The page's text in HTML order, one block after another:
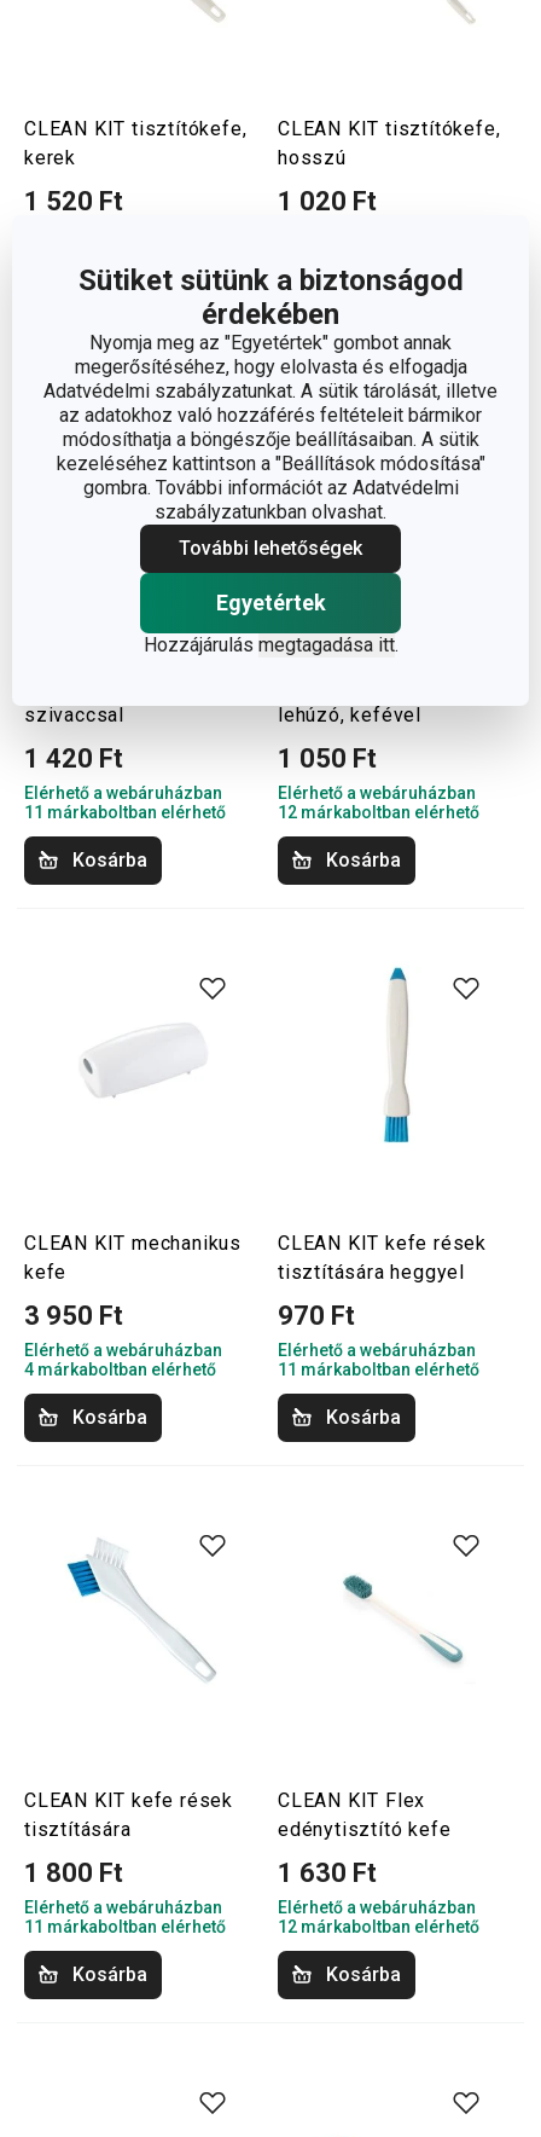
Sütiket sütünk a biztonságod
érdekében
Nyomja meg az "Egyetértek" gombot annak
megerősítéséhez, hogy elolvasta és elfogadja
Adatvédelmi szabályzatunkat. A sütik tárolását, illetve
az adatokhoz való hozzáférés feltételeit bármikor
módosíthatja a böngészője beállításaiban. A sütik
kezeléséhez kattintson a "Beállítások módosítása"
gombra. További információt az Adatvédelmi
szabályzatunkban olvashat.
További lehetőségek
Egyetértek
Hozzájárulás megtagadása itt.
CLEAN KIT tisztítókefe,
kerek
1 520 Ft
CLEAN KIT tisztítókefe,
hosszú
1 020 Ft
Kosárba
szivaccsal
1 420 Ft
Elérhető a webáruházban
11 márkaboltban elérhető
Kosárba
lehúzó, kefével
1 050 Ft
Elérhető a webáruházban
12 márkaboltban elérhető
Kosárba
CLEAN KIT mechanikus
kefe
3 950 Ft
Elérhető a webáruházban
4 márkaboltban elérhető
Kosárba
CLEAN KIT kefe rések
tisztítására heggyel
970 Ft
Elérhető a webáruházban
11 márkaboltban elérhető
Kosárba
CLEAN KIT kefe rések
tisztítására
1 800 Ft
Elérhető a webáruházban
11 márkaboltban elérhető
Kosárba
CLEAN KIT Flex
edénytisztító kefe
1 630 Ft
Elérhető a webáruházban
12 márkaboltban elérhető
Kosárba